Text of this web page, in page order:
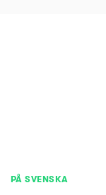
PÅ SVENSKA